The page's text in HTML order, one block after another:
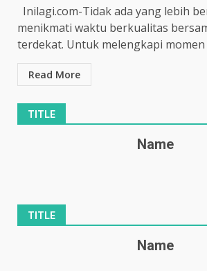
Inilagi.com-Tidak ada yang lebih
menikmati waktu berkualitas
terdekat. Untuk melengkapi momen
Read More
TITLE
Name
TITLE
Name